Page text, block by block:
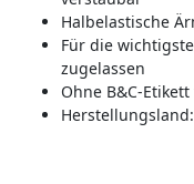
Halbelastische
Für die
zugelassen
Ohne B&C-
Herstellungsland: